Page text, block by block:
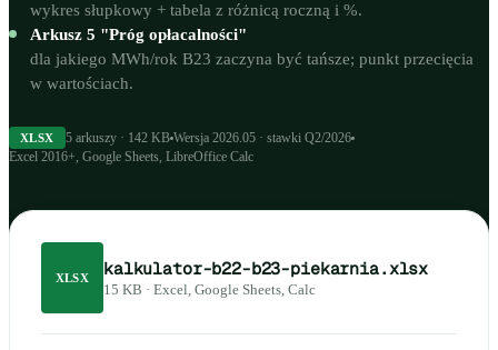
wykres słupkowy + tabela z różnicą roczną i %.
Arkusz 5 "Próg opłacalności"
dla jakiego MWh/rok B23 zaczyna być tańsze; punkt przecięcia
w wartościach.
XLSX 5 arkuszy · 142 KB Wersja 2026.05 · stawki Q2/2026
Excel 2016+, Google Sheets, LibreOffice Calc
XLSX kalkulator-b22-b23-piekarnia.xlsx
15 KB · Excel, Google Sheets, Calc